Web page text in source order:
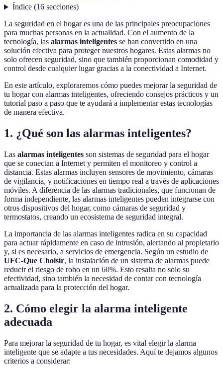
Índice(16 secciones)
La seguridad en el hogar es una de las principales preocupaciones
para muchas personas en la actualidad. Con el aumento de la
tecnología, las alarmas inteligentes se han convertido en una
solución efectiva para proteger nuestros hogares. Estas alarmas no
solo ofrecen seguridad, sino que también proporcionan comodidad y
control desde cualquier lugar gracias a la conectividad a Internet.
En este artículo, exploraremos cómo puedes mejorar la seguridad de
tu hogar con alarmas inteligentes, ofreciendo consejos prácticos y un
tutorial paso a paso que te ayudará a implementar estas tecnologías
de manera efectiva.
1. ¿Qué son las alarmas inteligentes?
Las alarmas inteligentes son sistemas de seguridad para el hogar
que se conectan a Internet y permiten el monitoreo y control a
distancia. Estas alarmas incluyen sensores de movimiento, cámaras
de vigilancia, y notificaciones en tiempo real a través de aplicaciones
móviles. A diferencia de las alarmas tradicionales, que funcionan de
forma independiente, las alarmas inteligentes pueden integrarse con
otros dispositivos del hogar, como cámaras de seguridad y
termostatos, creando un ecosistema de seguridad integral.
La importancia de las alarmas inteligentes radica en su capacidad
para actuar rápidamente en caso de intrusión, alertando al propietario
y, si es necesario, a servicios de emergencia. Según un estudio de
UFC-Que Choisir, la instalación de un sistema de alarmas puede
reducir el riesgo de robo en un 60%. Esto resalta no solo su
efectividad, sino también la necesidad de contar con tecnología
actualizada para la protección del hogar.
2. Cómo elegir la alarma inteligente
adecuada
Para mejorar la seguridad de tu hogar, es vital elegir la alarma
inteligente que se adapte a tus necesidades. Aquí te dejamos algunos
criterios a considerar: